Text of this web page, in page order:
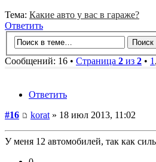
Тема: Какие авто у вас в гараже?
Ответить
Сообщений: 16 • Страница 2 из 2 • 1 ,
Ответить
#16
korat » 18 июл 2013, 11:02
У меня 12 автомобилей, так как